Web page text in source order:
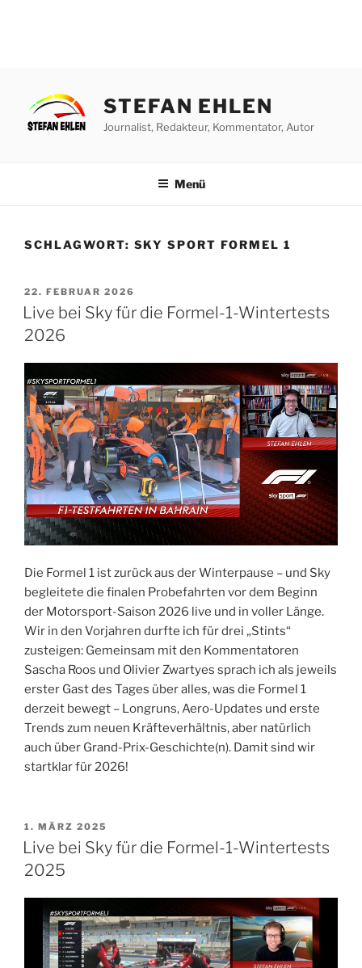
springen
STEFAN EHLEN
Journalist, Redakteur, Kommentator, Autor
Menü
SCHLAGWORT: SKY SPORT FORMEL 1
VERÖFFENTLICHT
AM
22. FEBRUAR 2026
Live bei Sky für die Formel-1-Wintertests
2026
Die Formel 1 ist zurück aus der Winterpause – und Sky
begleitete die finalen Probefahrten vor dem Beginn
der Motorsport-Saison 2026 live und in voller Länge.
Wir in den Vorjahren durfte ich für drei „Stints“
zusteigen: Gemeinsam mit den Kommentatoren
Sascha Roos und Olivier Zwartyes sprach ich als jeweils
erster Gast des Tages über alles, was die Formel 1
derzeit bewegt – Longruns, Aero-Updates und erste
Trends zum neuen Kräfteverhältnis, aber natürlich
auch über Grand-Prix-Geschichte(n). Damit sind wir
startklar für 2026!
VERÖFFENTLICHT
AM
1. MÄRZ 2025
Live bei Sky für die Formel-1-Wintertests
2025